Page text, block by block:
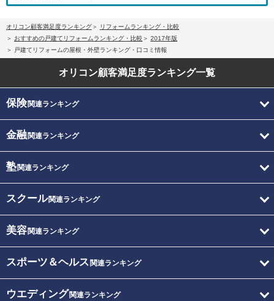
オリコン顧客満足度ランキング
リフォームランキング・比較
おすすめの戸建てリフォームランキング・比較
2017年版
戸建てリフォームの屋根・外壁ランキング・口コミ情報
オリコン顧客満足度ランキング一覧
保険関連ランキング
金融関連ランキング
塾関連ランキング
スクール関連ランキング
美容関連ランキング
スポーツ＆ヘルス 関連ランキング
ウエディング関連ランキング